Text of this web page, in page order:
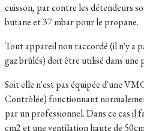
cuisson, par contre les détendeurs
butane et 37 mbar pour le propane.
Tout appareil non raccordé (il n'y a
gaz brûlés) doit être utilisé dans une
Soit elle n'est pas équipée d'une
Contrôlée) fonctionnant
par un professionnel. Dans ce cas il
cm2 et une ventilation haute de